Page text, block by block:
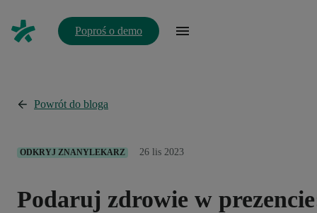
Poproś o demo
Powrót do bloga
ODKRYJ ZNANYLEKARZ 26 lis 2023
Podaruj zdrowie w